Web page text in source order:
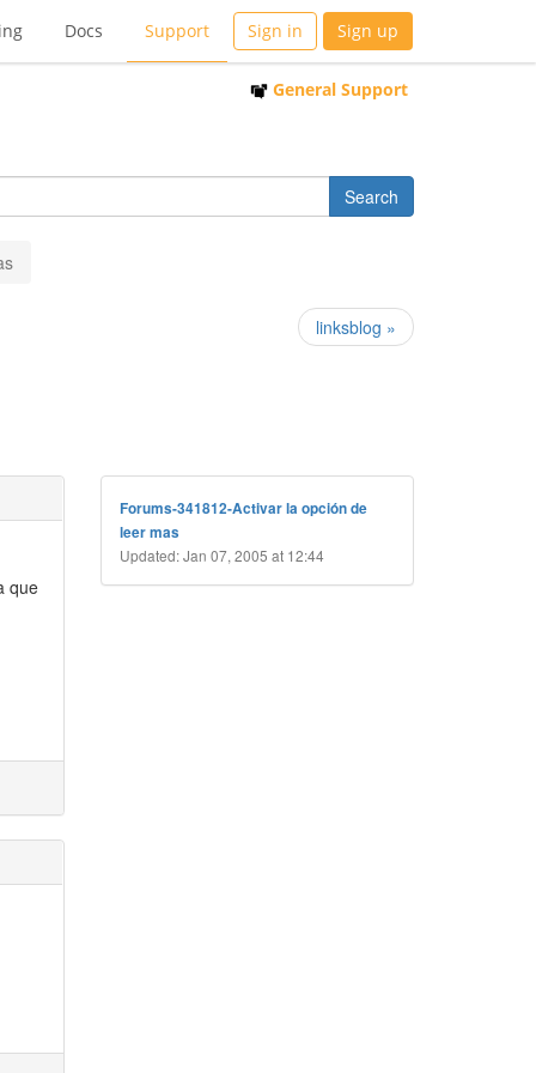
Docs Support Sign in Sign up
General Support
linksblog »
que
Forums-341812-Activar la opción de
leer mas
Updated: Jan 07, 2005 at 12:44